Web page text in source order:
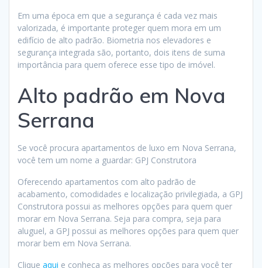
Em uma época em que a segurança é cada vez mais
valorizada, é importante proteger quem mora em um
edifício de alto padrão. Biometria nos elevadores e
segurança integrada são, portanto, dois itens de suma
importância para quem oferece esse tipo de imóvel.
Alto padrão em Nova
Serrana
Se você procura apartamentos de luxo em Nova Serrana,
você tem um nome a guardar: GPJ Construtora
Oferecendo apartamentos com alto padrão de
acabamento, comodidades e localização privilegiada, a GPJ
Construtora possui as melhores opções para quem quer
morar em Nova Serrana. Seja para compra, seja para
aluguel, a GPJ possui as melhores opções para quem quer
morar bem em Nova Serrana.
Clique aqui e conheça as melhores opções para você ter